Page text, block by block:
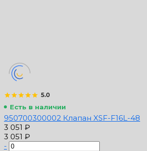
5.0
Есть в наличии
950700300002 Клапан XSF-F16L-48
3 051 ₽
3 051 ₽
-